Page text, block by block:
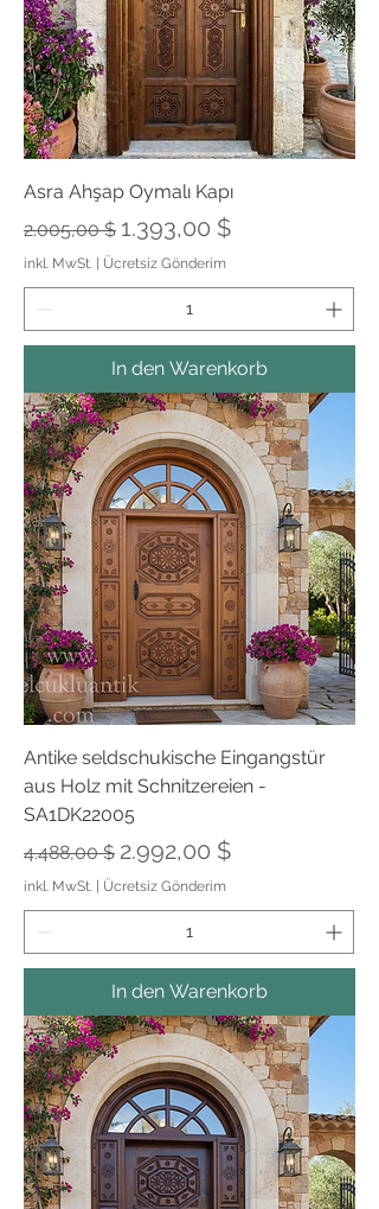
Asra Ahşap Oymalı Kapı
Standardpreis
2.005,00 $ Sale-Preis
1.393,00 $
inkl. MwSt. | Ücretsiz Gönderim
In den Warenkorb
Antike seldschukische Eingangstür
aus Holz mit Schnitzereien -
SA1DK22005
Standardpreis
4.488,00 $ Sale-Preis
2.992,00 $
inkl. MwSt. | Ücretsiz Gönderim
In den Warenkorb